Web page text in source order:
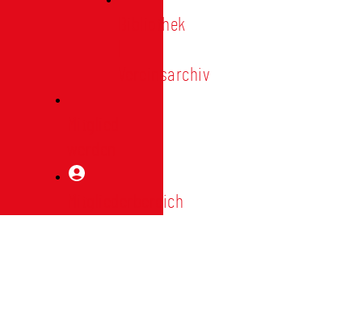
Bibliothek
Vereinsarchiv
Mitgliederbereich